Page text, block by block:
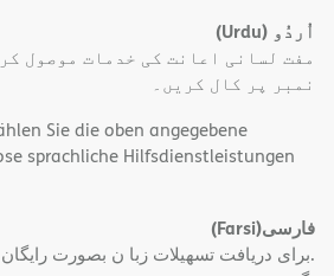
اُردُو (Urdu)
مفت لسانی اعانت کی خدمات موصول
نمبر پر کال کریں۔
Sie die oben angegebene
sprachliche Hilfsdienstleistungen
فارسی(Farsi)
.برای دریافت تسهیلات زبا ن بصورت